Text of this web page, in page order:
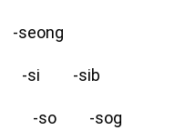
-seong
-si -sib
-so -sog